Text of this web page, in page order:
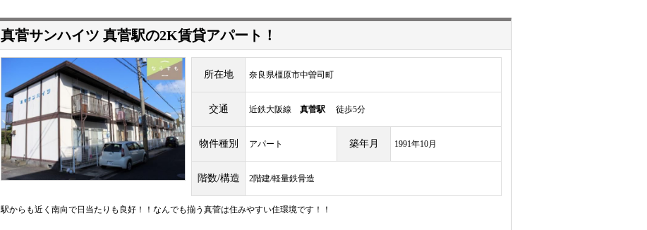
真菅サンハイツ 真菅駅の2K賃貸アパート！
所在地 奈良県橿原市中曽司町
交通 近鉄大阪線 真菅駅 徒歩5分
物件種別 アパート 築年月 1991年10月
階数/構造 2階建/軽量鉄骨造
駅からも近く南向で日当たりも良好！！なんでも揃う真菅は住みやすい住環境です！！